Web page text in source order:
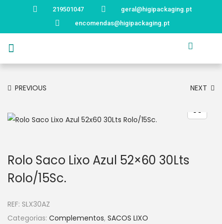
219501047
geral@higipackaging.pt
encomendas@higipackaging.pt
PREVIOUS NEXT
Rolo Saco Lixo Azul 52×60 30Lts
Rolo/15Sc.
REF: SLX30AZ
Categorias: Complementos, SACOS LIXO